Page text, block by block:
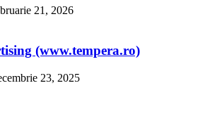
21, 2026
(www.tempera.ro)
23, 2025